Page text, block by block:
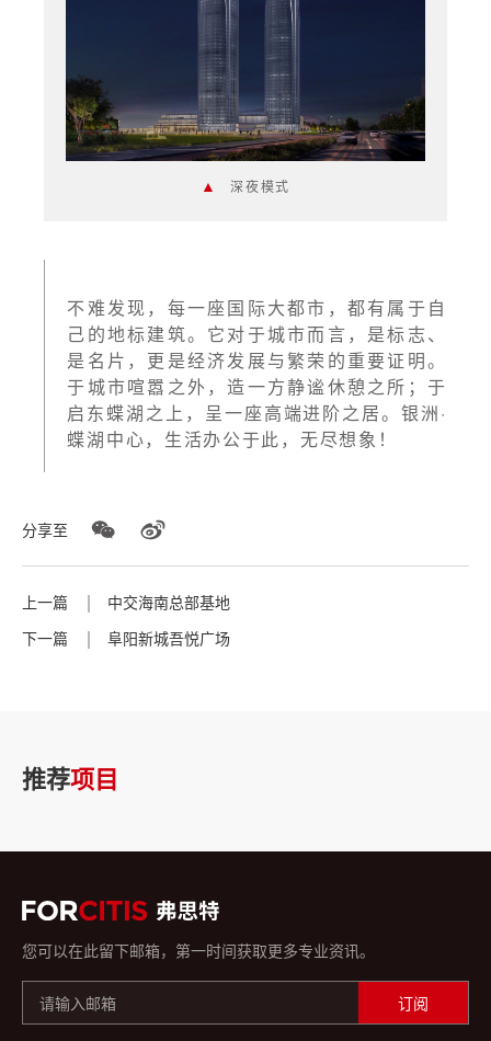
▲ 深夜模式
不难发现，每一座国际大都市，都有属于自
己的地标建筑。它对于城市而言，是标志、
是名片，更是经济发展与繁荣的重要证明。
于城市喧嚣之外，造一方静谧休憩之所；于
启东蝶湖之上，呈一座高端进阶之居。银洲·
蝶湖中心，生活办公于此，无尽想象！
分享至
上一篇
中交海南总部基地
下一篇
阜阳新城吾悦广场
推荐项目
您可以在此留下邮箱，第一时间获取更多专业资讯。
订阅